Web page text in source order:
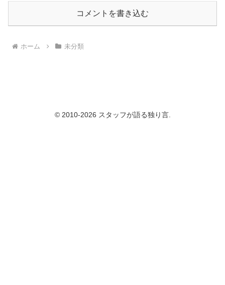
コメントを書き込む
ホーム 未分類
© 2010-2026 スタッフが語る独り言.